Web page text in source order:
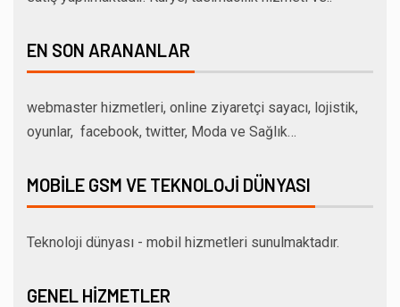
EN SON ARANANLAR
webmaster hizmetleri, online ziyaretçi sayacı, lojistik,
oyunlar, facebook, twitter, Moda ve Sağlık…
MOBILE GSM VE TEKNOLOJI DÜNYASI
Teknoloji dünyası - mobil hizmetleri sunulmaktadır.
GENEL HIZMETLER